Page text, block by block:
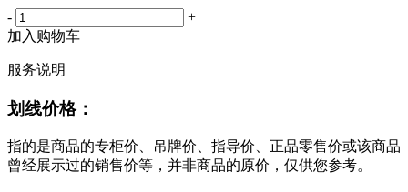
-
+
加入购物车
服务说明
划线价格：
指的是商品的专柜价、吊牌价、指导价、正品零售价或该商品
曾经展示过的销售价等，并非商品的原价，仅供您参考。